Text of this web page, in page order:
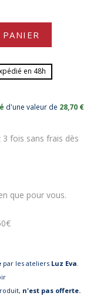
en 48h
d'une valeur de 28,70 €
3 fois sans frais dès
que pour vous.
par les ateliers Luz Eva
n'est pas offerte.